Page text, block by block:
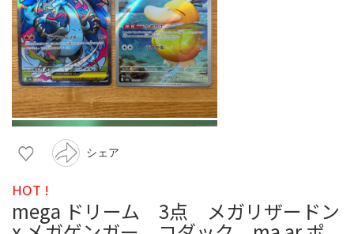
シェア
HOT !
mega ドリーム 3点 メガリザードン